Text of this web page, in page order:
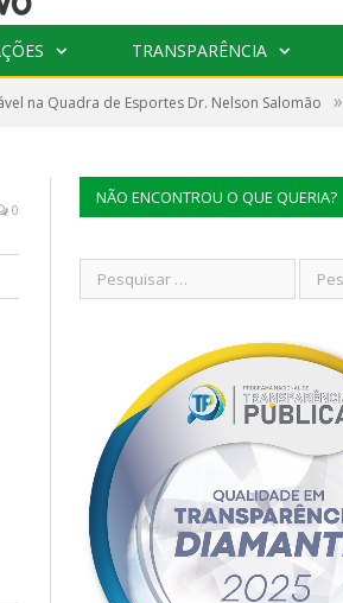
TRANSPARÊNCIA
na Quadra de Esportes Dr. Nelson Salomão »
0
NÃO ENCONTROU O QUE QUERIA?